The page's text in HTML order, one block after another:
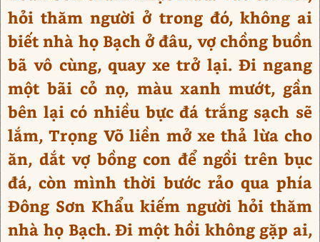
hỏi thăm người ở trong đó, không ai
biết nhà họ Bạch ở đâu, vợ chồng buồn
bã vô cùng, quay xe trở lại. Đi ngang
một bãi cỏ nọ, màu xanh mướt, gần
bên lại có nhiều bực đá trắng sạch sẽ
lắm, Trọng Võ liền mở xe thả lừa cho
ăn, dắt vợ bồng con để ngồi trên bục
đá, còn mình thời bước rảo qua phía
Đông Sơn Khẩu kiếm người hỏi thăm
nhà họ Bạch. Đi một hồi không gặp ai,